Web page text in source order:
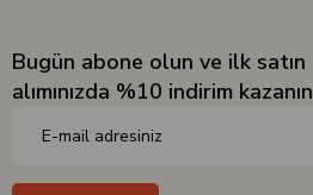
Bugün abone olun ve ilk satın
alımınızda %10 indirim kazanın